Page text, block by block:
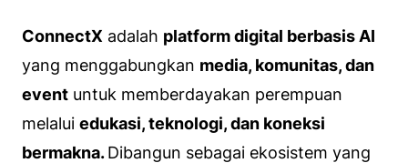
ConnectX adalah platform digital berbasis AI
yang menggabungkan media, komunitas, dan
event untuk memberdayakan perempuan
melalui edukasi, teknologi, dan koneksi
bermakna.Dibangun sebagai ekosistem yang